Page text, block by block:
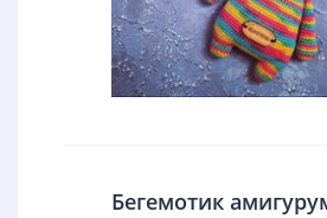
Бегемотик